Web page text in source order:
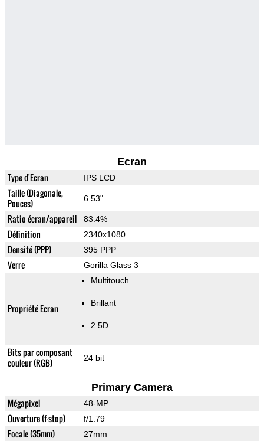
Ecran
Type d'Ecran IPS LCD
Taille (Diagonale,
Pouces)
6.53"
Ratio écran/appareil 83.4%
Définition 2340x1080
Densité (PPP) 395 PPP
Verre Gorilla Glass 3
Propriété Ecran
Multitouch
Brillant
2.5D
Bits par composant
couleur (RGB)
24 bit
Primary Camera
Mégapixel 48-MP
Ouverture (f-stop) f/1.79
Focale (35mm) 27mm